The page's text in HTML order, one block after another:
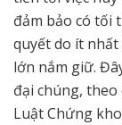
đảm bảo có tối
quyết do ít
lớn nắm giữ.
đại chúng,
Luật Chứng